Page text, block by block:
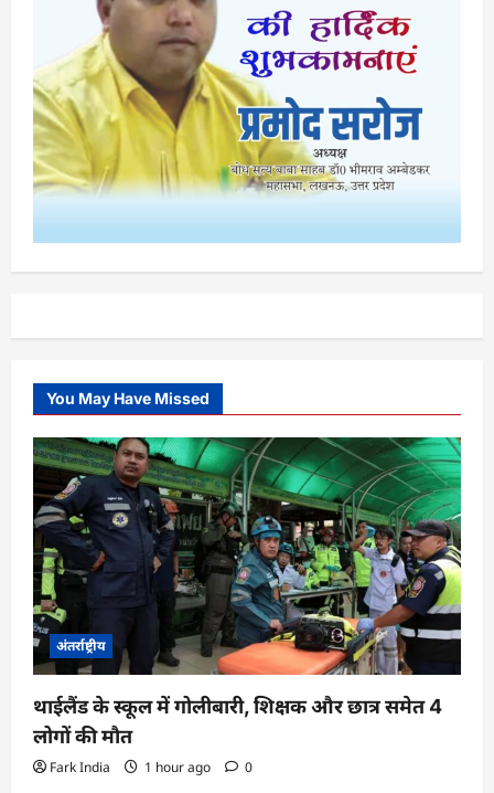
You May Have Missed
अंतर्राष्ट्रीय
थाईलैंड के स्कूल में गोलीबारी, शिक्षक और छात्र समेत 4
लोगों की मौत
Fark India 1 hour ago 0